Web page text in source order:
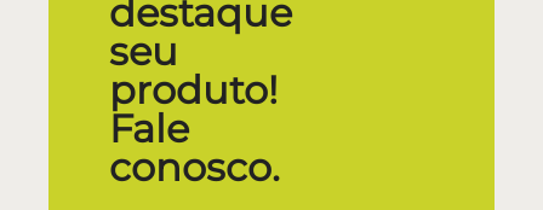
destaque
seu
produto!
Fale
conosco.